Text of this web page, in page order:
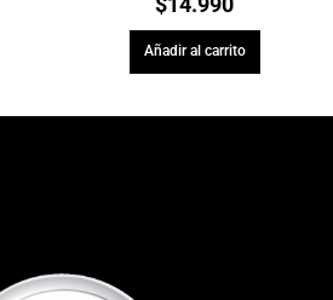
Añadir al carrito